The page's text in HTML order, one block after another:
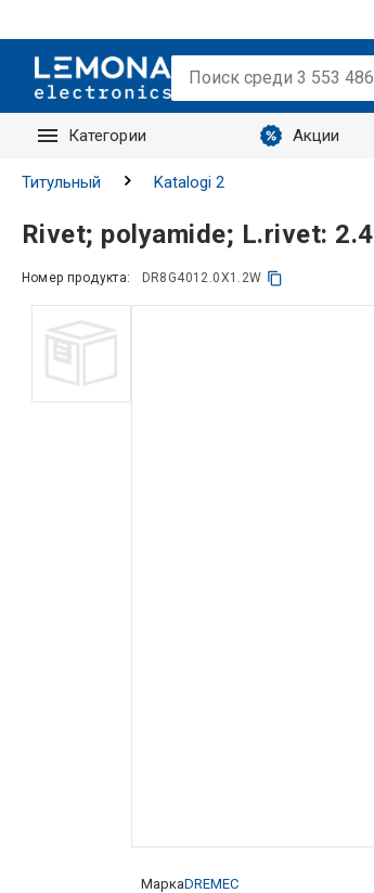
Категории Акции
Запросы
Титульный Katalogi 2
Rivet; polyamide; L.rivet:
Номер продукта: DR8G4012.0X1.2W
МаркаDREMEC